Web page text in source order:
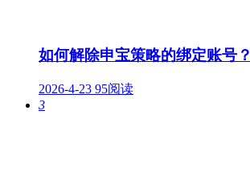
如何解除申宝策略的绑定账号？
2026-4-23 95阅读
3